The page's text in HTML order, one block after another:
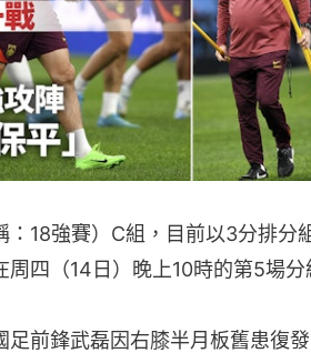
18強賽）C組，目前以3分排分
四（14日）晚上10時的第5場分
足前鋒武磊因右膝半月板舊患復